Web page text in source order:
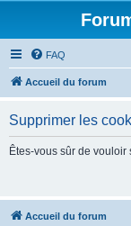
FAQ
Accueil du forum
Supprimer les
Êtes-vous sûr de
Accueil du forum